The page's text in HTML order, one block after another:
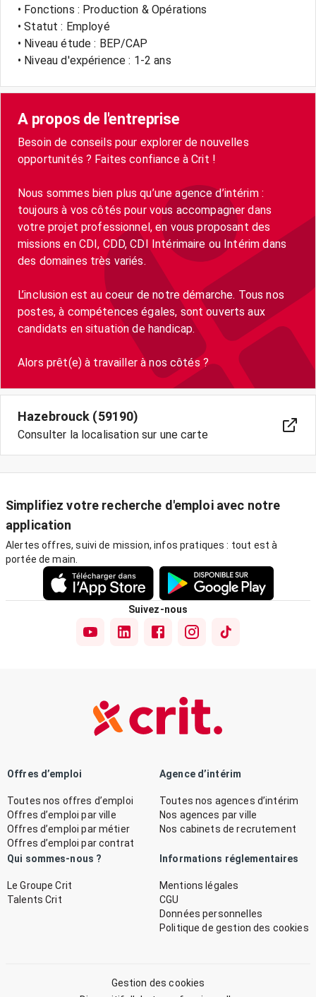
• Fonctions : Production & Opérations
• Statut : Employé
• Niveau étude : BEP/CAP
• Niveau d'expérience : 1-2 ans
A propos de l'entreprise
Besoin de conseils pour explorer de nouvelles
opportunités ? Faites confiance à Crit !
Nous sommes bien plus qu’une agence d’intérim :
toujours à vos côtés pour vous accompagner dans
votre projet professionnel, en vous proposant des
missions en CDI, CDD, CDI Intérimaire ou Intérim dans
des domaines très variés.
L’inclusion est au coeur de notre démarche. Tous nos
postes, à compétences égales, sont ouverts aux
candidats en situation de handicap.
Alors prêt(e) à travailler à nos côtés ?
Hazebrouck (59190)
Consulter la localisation sur une carte
Simplifiez votre recherche d'emploi avec notre
application
Alertes offres, suivi de mission, infos pratiques : tout est à
portée de main.
Suivez-nous
Offres d’emploi
Toutes nos offres d’emploi
Offres d’emploi par ville
Offres d’emploi par métier
Offres d’emploi par contrat
Agence d’intérim
Toutes nos agences d’intérim
Nos agences par ville
Nos cabinets de recrutement
Qui sommes-nous ?
Le Groupe Crit
Talents Crit
Informations réglementaires
Mentions légales
CGU
Données personnelles
Politique de gestion des cookies
Gestion des cookies